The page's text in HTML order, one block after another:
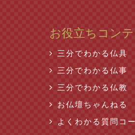
お役立ちコン
三分でわかる仏具
三分でわかる仏事
三分でわかる仏教
お仏壇ちゃんねる
よくわかる質問コ